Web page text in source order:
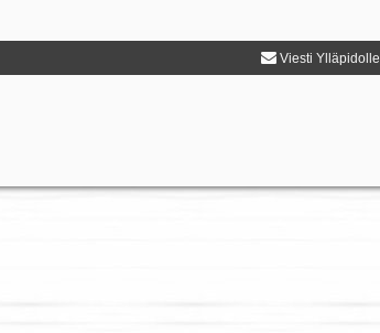
Viesti Ylläpidolle